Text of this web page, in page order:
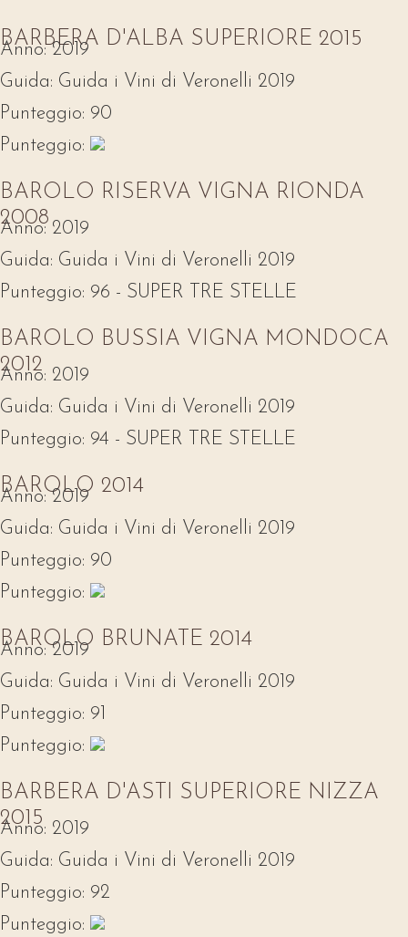
BARBERA D'ALBA SUPERIORE 2015
Anno: 2019
Guida: Guida i Vini di Veronelli 2019
Punteggio: 90
Punteggio:
BAROLO RISERVA VIGNA RIONDA
2008
Anno: 2019
Guida: Guida i Vini di Veronelli 2019
Punteggio: 96 - SUPER TRE STELLE
BAROLO BUSSIA VIGNA MONDOCA
2012
Anno: 2019
Guida: Guida i Vini di Veronelli 2019
Punteggio: 94 - SUPER TRE STELLE
BAROLO 2014
Anno: 2019
Guida: Guida i Vini di Veronelli 2019
Punteggio: 90
Punteggio:
BAROLO BRUNATE 2014
Anno: 2019
Guida: Guida i Vini di Veronelli 2019
Punteggio: 91
Punteggio:
BARBERA D'ASTI SUPERIORE NIZZA
2015
Anno: 2019
Guida: Guida i Vini di Veronelli 2019
Punteggio: 92
Punteggio: